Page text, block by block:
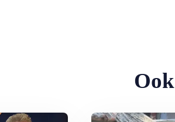
niet vanzelfsprekendLees meer over MAX